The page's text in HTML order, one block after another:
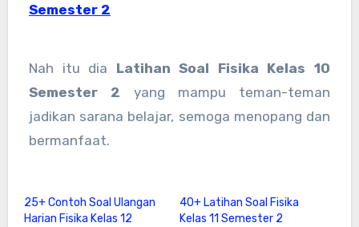
Semester 2
Nah itu dia Latihan Soal Fisika Kelas 10
Semester 2 yang mampu teman-teman
jadikan sarana belajar, semoga menopang dan
bermanfaat.
25+ Contoh Soal Ulangan
Harian Fisika Kelas 12
40+ Latihan Soal Fisika
Kelas 11 Semester 2